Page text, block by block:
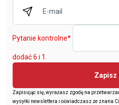
Pytanie kontrolne*
dodać 6 i 1.
Zapisz
Zapisując się, wyrażasz zgodę na
wysyłki newslettera i oświadczasz że znana